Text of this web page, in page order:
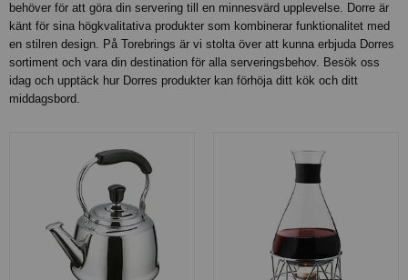
behöver för att göra din servering till en minnesvärd upplevelse. Dorre är
känt för sina högkvalitativa produkter som kombinerar funktionalitet med
en stilren design. På Torebrings är vi stolta över att kunna erbjuda Dorres
sortiment och vara din destination för alla serveringsbehov. Besök oss
idag och upptäck hur Dorres produkter kan förhöja ditt kök och ditt
middagsbord.